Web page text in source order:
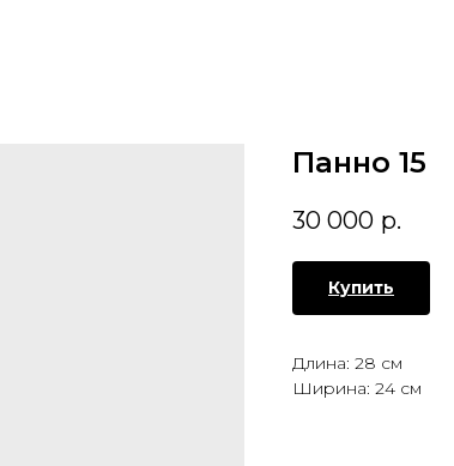
Панно 15
30 000 р.
Купить
Длина: 28 см
Ширина: 24 см